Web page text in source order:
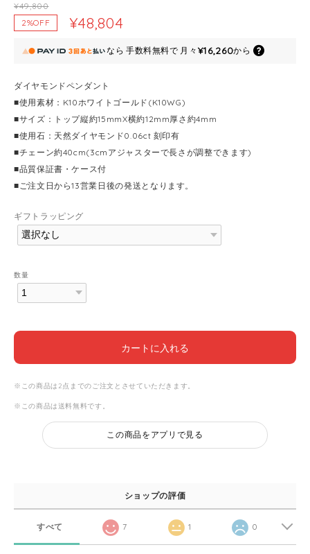
¥49,800
2%OFF
¥48,804
なら 手数料無料で 月々 ¥16,260から
ダイヤモンドペンダント
■使用素材：K10ホワイトゴールド(K10WG)
■サイズ：トップ縦約15mmX横約12mm厚さ約4mm
■使用石：天然ダイヤモンド0.06ct 刻印有
■チェーン約40cm(3cmアジャスターで長さが調整できます)
■品質保証書・ケース付
■ご注文日から13営業日後の発送となります。
ギフトラッピング
数量
カートに入れる
※この商品は2点までのご注文とさせていただきます。
※この商品は 送料無料です。
この商品をアプリで見る
ショップの評価
すべて 7 1 0